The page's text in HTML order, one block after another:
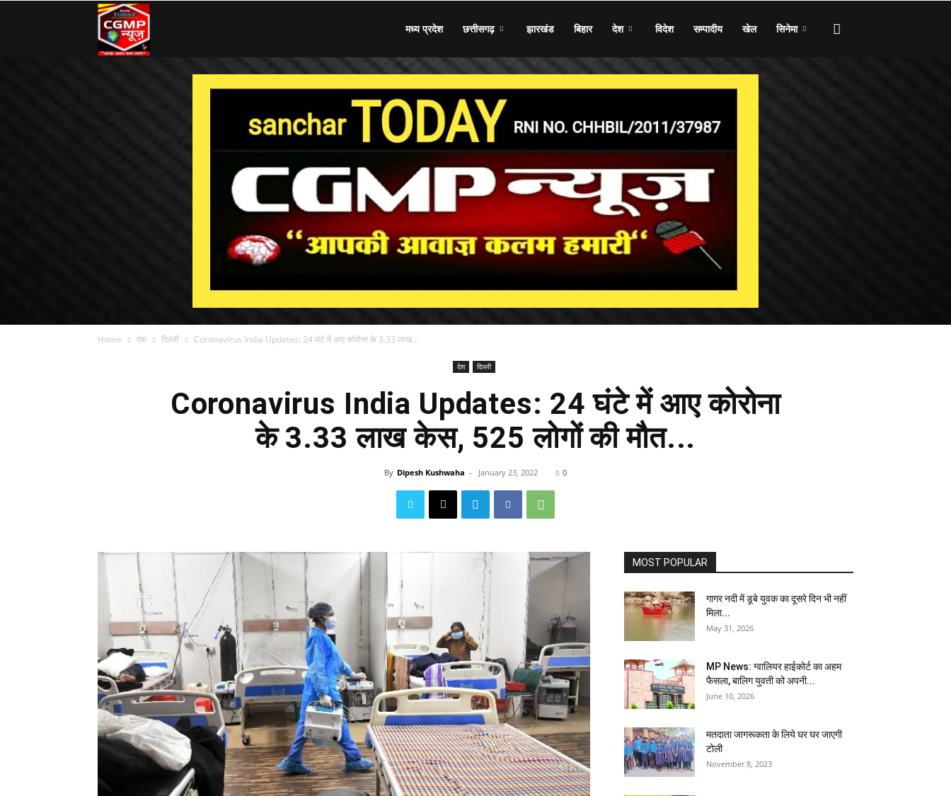
मध्य प्रदेश छत्तीसगढ़ झारखंड बिहार देश विदेश सम्पादीय खेल सिनेमा
Home देश दिल्ली Coronavirus India Updates: 24 घंटे में आए कोरोना के 3.33 लाख...
देश दिल्ली
Coronavirus India Updates: 24 घंटे में आए कोरोना
के 3.33 लाख केस, 525 लोगों की मौत...
By Dipesh Kushwaha - January 23, 2022 0
MOST POPULAR
गागर नदी में डूबे युवक का दूसरे दिन भी नहीं
मिला...
May 31, 2026
MP News: ग्वालियर हाईकोर्ट का अहम
फैसला, बालिग युवती को अपनी...
June 10, 2026
मतदाता जागरूकता के लिये घर घर जाएगी
टोली
November 8, 2023